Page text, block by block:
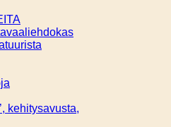
kehitysavusta,